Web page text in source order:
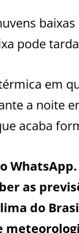
pode
em
a noite
acaba
as
do